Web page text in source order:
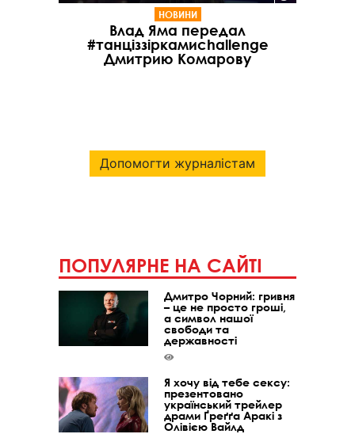
НОВИНИ
Влад Яма передал
#танціззіркамиchallenge
Дмитрию Комарову
Допомогти журналістам
ПОПУЛЯРНЕ НА САЙТІ
Дмитро Чорний: гривня
– це не просто гроші,
а символ нашої
свободи та
державності
Я хочу від тебе сексу:
презентовано
український трейлер
драми Ґреґґа Аракі з
Олівією Вайлд